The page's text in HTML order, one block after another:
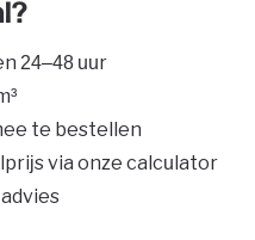
24–48 uur
te bestellen
via onze calculator